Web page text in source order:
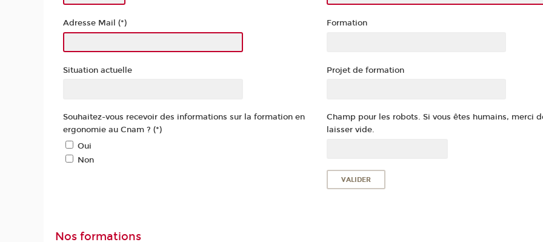
Adresse Mail (*) Formation
Situation actuelle Projet de formation
Souhaitez-vous recevoir des informations sur la formation en
ergonomie au Cnam ? (*)
Oui
Non
Champ pour les robots. Si vous êtes humains, merci
laisser vide.
Nos formations